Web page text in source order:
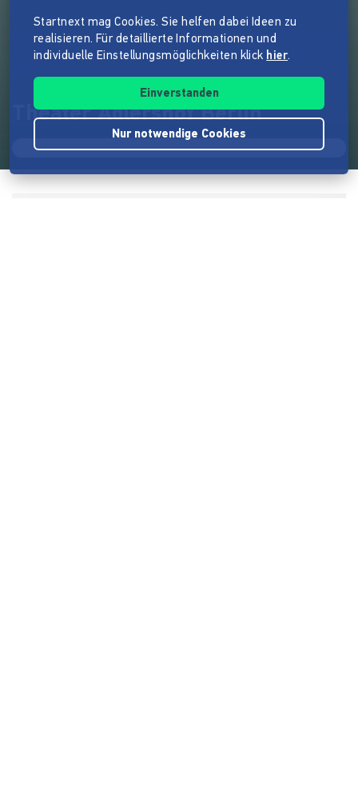
Theater Adlershof Berlin
Startnext mag Cookies. Sie helfen dabei Ideen zu
realisieren. Für detaillierte Informationen und
individuelle Einstellungsmöglichkeiten klick hier.
Einverstanden
Nur notwendige Cookies